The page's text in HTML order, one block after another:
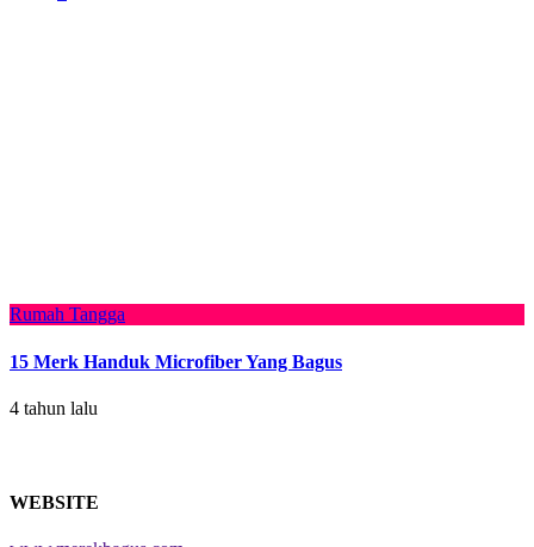
Rumah Tangga
15 Merk Handuk Microfiber Yang Bagus
4 tahun lalu
WEBSITE